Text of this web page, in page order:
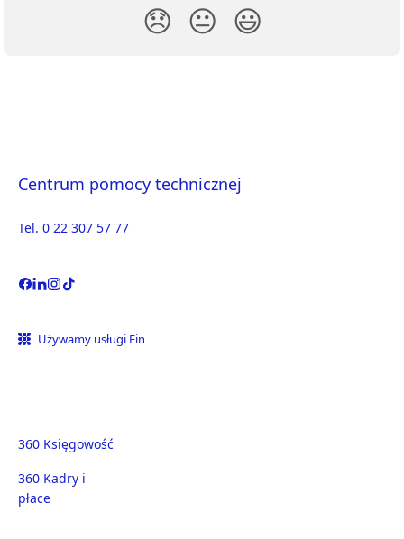
😞 😐 😃
Centrum pomocy technicznej
Tel. 0 22 307 57 77
Używamy usługi Fin
360 Księgowość
360 Kadry i
płace